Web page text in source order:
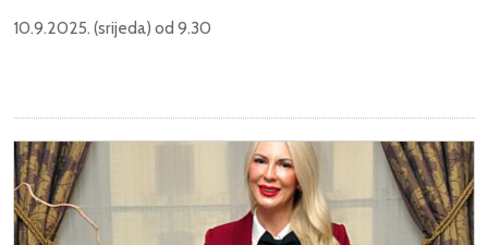
10.9.2025. (srijeda) od 9.30